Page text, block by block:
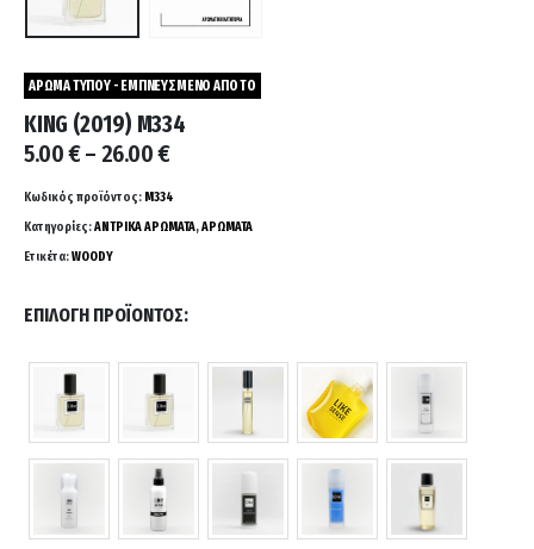
ΑΡΩΜΑ ΤΥΠΟΥ - ΕΜΠΝΕΥΣΜΕΝΟ ΑΠΟ ΤΟ
KING (2019) M334
5.00€– 26.00€Price
5.00 €
through
Κωδικός προϊόντος: M334
Κατηγορίες:ΑΝΤΡΙΚΑ ΑΡΩΜΑΤΑ,ΑΡΩΜΑΤΑ
Ετικέτα:WOODY
ΕΠΙΛΟΓΉ ΠΡΟΪΌΝΤΟΣ